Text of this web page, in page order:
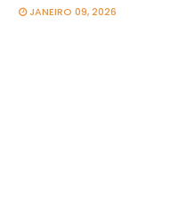
JANEIRO 09, 2026